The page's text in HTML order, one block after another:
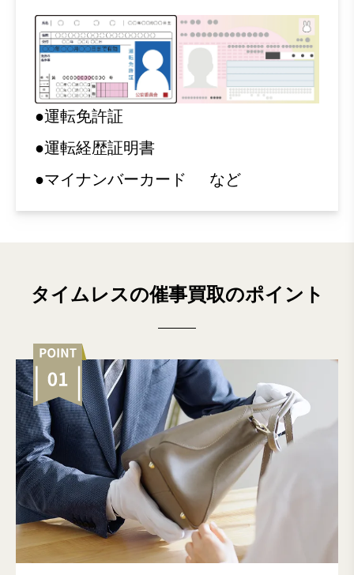
●運転免許証
●運転経歴証明書
●マイナンバーカード
など
タイムレスの催事買取のポイント